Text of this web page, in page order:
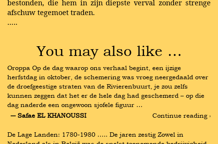
bestonden, die hem in zijn diepste verval zonder strenge
afschuw tegemoet traden.
…..
You may also like …
Oroppa Op de dag waarop ons verhaal begint, een ijzige
herfstdag in oktober, de schemering was vroeg neergedaald over
de droefgeestige straten van de Rivierenbuurt, je zou zelfs
kunnen zeggen dat het er de hele dag had geschemerd – op die
dag naderde een ongewoon sjofele figuur …
― Safae EL KHANOUSSI
Continue reading ›
De Lage Landen: 1780-1980 ….. De jaren zestig Zowel in